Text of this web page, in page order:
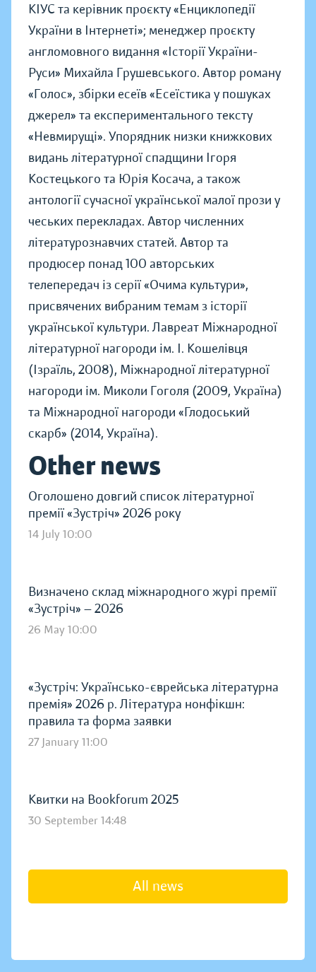
КІУС та керівник проєкту «Енциклопедії
України в Інтернеті»; менеджер проєкту
англомовного видання «Історії України-
Руси» Михайла Грушевського. Автор роману
«Голос», збірки есеїв «Есеїстика у пошуках
джерел» та експериментального тексту
«Невмирущі». Упорядник низки книжкових
видань літературної спадщини Ігоря
Костецького та Юрія Косача, а також
антології сучасної української малої прози у
чеських перекладах. Автор численних
літературознавчих статей. Автор та
продюсер понад 100 авторських
телепередач із серії «Очима культури»,
присвячених вибраним темам з історії
української культури. Лавреат Міжнародної
літературної нагороди ім. І. Кошелівця
(Ізраїль, 2008), Міжнародної літературної
нагороди ім. Миколи Гоголя (2009, Україна)
та Міжнародної нагороди «Глодоський
скарб» (2014, Україна).
Other news
Оголошено довгий список літературної
премії «Зустріч» 2026 року
14 July 10:00
Визначено склад міжнародного журі премії
«Зустріч» — 2026
26 May 10:00
«Зустріч: Українсько-єврейська літературна
премія» 2026 р. Література нонфікшн:
правила та форма заявки
27 January 11:00
Квитки на Bookforum 2025
30 September 14:48
All news